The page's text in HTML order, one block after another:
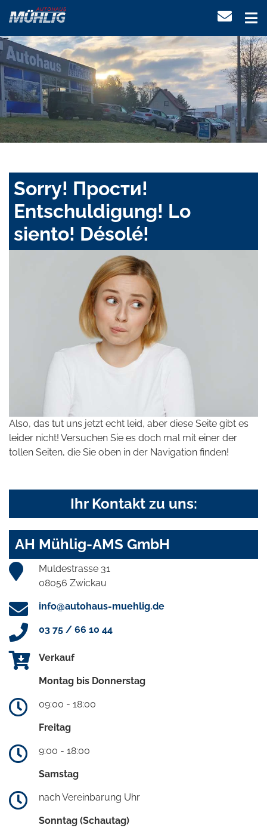
Sorry! Прости!
Entschuldigung! Lo
siento! Désolé!
Also, das tut uns jetzt echt leid, aber diese Seite gibt es
leider nicht! Versuchen Sie es doch mal mit einer der
tollen Seiten, die Sie oben in der Navigation finden!
Ihr Kontakt zu uns:
AH Mühlig-AMS GmbH
Muldestrasse 31
08056 Zwickau
info@autohaus-muehlig.de
03 75 / 66 10 44
Verkauf
Montag bis Donnerstag
09:00 - 18:00
Freitag
9:00 - 18:00
Samstag
nach Vereinbarung Uhr
Sonntag (Schautag)